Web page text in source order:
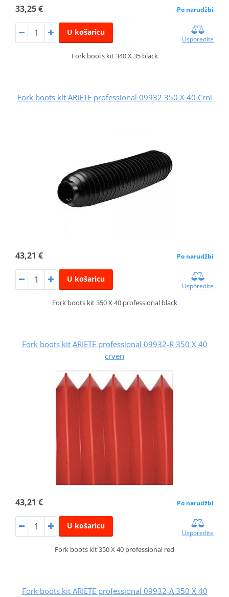
33,25 € Po narudžbi
U košaricu
Usporedite
Fork boots kit 340 X 35 black
Fork boots kit ARIETE professional 09932 350 X 40 Crni
43,21 € Po narudžbi
U košaricu
Usporedite
Fork boots kit 350 X 40 professional black
Fork boots kit ARIETE professional 09932-R 350 X 40
crven
43,21 € Po narudžbi
U košaricu
Usporedite
Fork boots kit 350 X 40 professional red
Fork boots kit ARIETE professional 09932-A 350 X 40